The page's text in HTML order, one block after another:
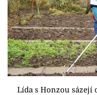
Design
Sledujte prima+
Přihlášení
Lída s Honzou sázejí